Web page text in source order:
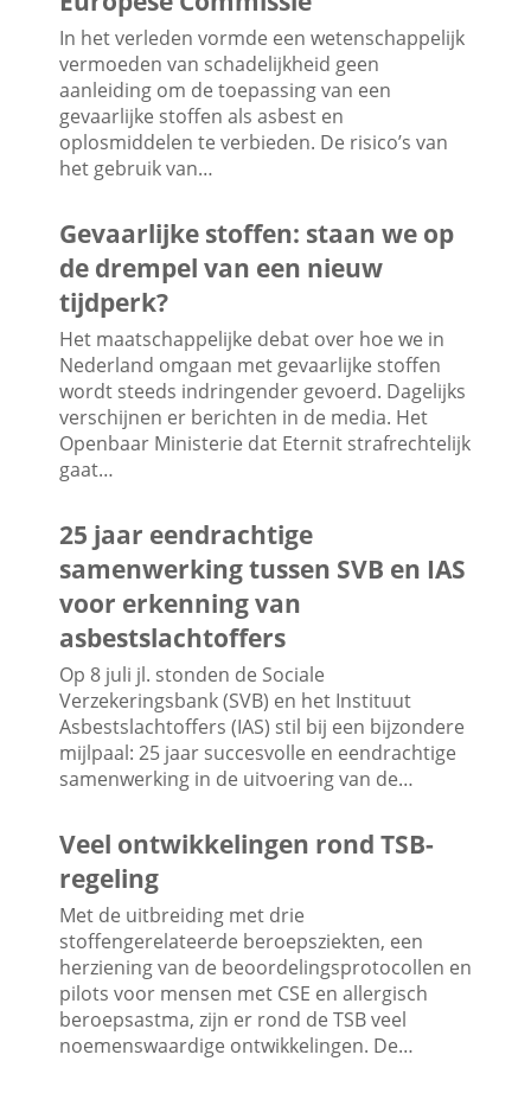
In het verleden vormde een wetenschappelijk
vermoeden van schadelijkheid geen
aanleiding om de toepassing van een
gevaarlijke stoffen als asbest en
oplosmiddelen te verbieden. De risico’s van
het gebruik van…
Gevaarlijke stoffen: staan we op
de drempel van een nieuw
tijdperk?
Het maatschappelijke debat over hoe we in
Nederland omgaan met gevaarlijke stoffen
wordt steeds indringender gevoerd. Dagelijks
verschijnen er berichten in de media. Het
Openbaar Ministerie dat Eternit strafrechtelijk
gaat…
25 jaar eendrachtige
samenwerking tussen SVB en IAS
voor erkenning van
asbestslachtoffers
Op 8 juli jl. stonden de Sociale
Verzekeringsbank (SVB) en het Instituut
Asbestslachtoffers (IAS) stil bij een bijzondere
mijlpaal: 25 jaar succesvolle en eendrachtige
samenwerking in de uitvoering van de…
Veel ontwikkelingen rond TSB-
regeling
Met de uitbreiding met drie
stoffengerelateerde beroepsziekten, een
herziening van de beoordelingsprotocollen en
pilots voor mensen met CSE en allergisch
beroepsastma, zijn er rond de TSB veel
noemenswaardige ontwikkelingen. De…